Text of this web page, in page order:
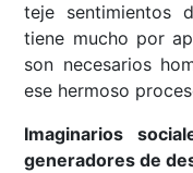
teje sentimientos
tiene mucho por
son necesarios
ese hermoso
Imaginarios
generadores de